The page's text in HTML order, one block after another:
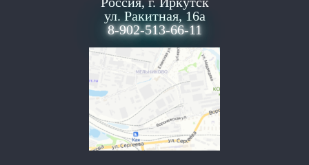
ул. Ракитная, 16а
8-902-513-66-11